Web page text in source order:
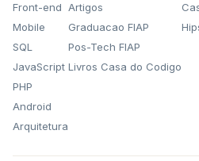
Front-end
Mobile
SQL
JavaScript
PHP
Android
Arquitetura
Artigos
Graduacao FIAP
Pos-Tech FIAP
Livros Casa do Codigo